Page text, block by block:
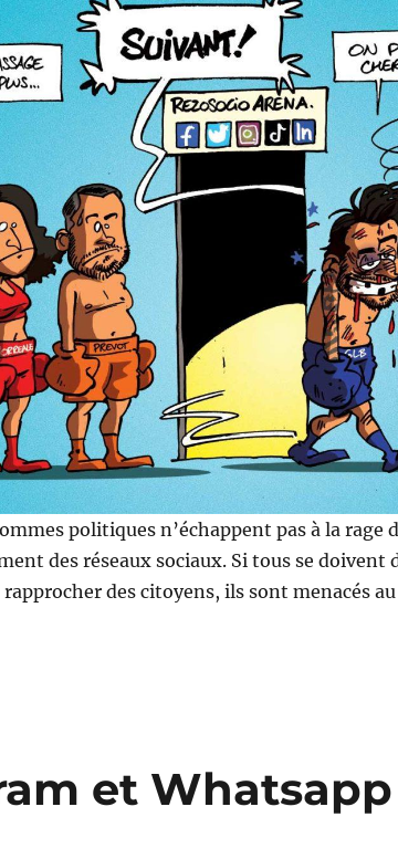
politiques n’échappent pas à la rage
des réseaux sociaux. Si tous se doivent
des citoyens, ils sont menacés
et